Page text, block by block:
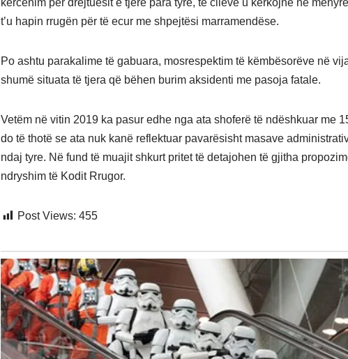
kërcënim për drejtuesit e tjerë para tyre, të cilëve u kërkojnë në
t’u hapin rrugën për të ecur me shpejtësi marramendëse.
Po ashtu parakalime të gabuara, mosrespektim të këmbësorëve në
shumë situata të tjera që bëhen burim aksidenti me pasoja fatale.
Vetëm në vitin 2019 ka pasur edhe nga ata shoferë të ndëshkuar me
do të thotë se ata nuk kanë reflektuar pavarësisht masave
ndaj tyre. Në fund të muajit shkurt pritet të detajohen të gjitha
ndryshim të Kodit Rrugor.
Post Views: 455